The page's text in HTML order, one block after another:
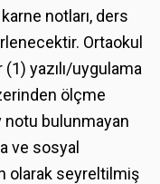
notları, ders
Ortaokul
yazılı/uygulama
ölçme
notu bulunmayan
ve sosyal
olarak seyreltilmiş